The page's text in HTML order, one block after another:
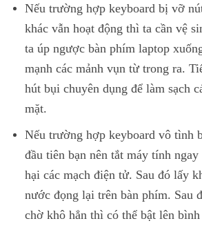
Nếu trường hợp keyboard bị vỡ
khác vẫn hoạt động thì ta cần vệ
ta úp ngược bàn phím laptop
mạnh các mảnh vụn từ trong ra.
hút bụi chuyên dụng để làm sạch
mặt.
Nếu trường hợp keyboard vô tình
đầu tiên bạn nên tắt máy tính
hại các mạch điện tử. Sau đó lấy
nước đọng lại trên bàn phím. Sau
chờ khô hẳn thì có thể bật lên